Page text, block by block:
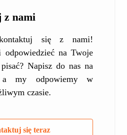
z nami
się z nami!
odpowiedzieć na Twoje
Napisz do nas na
a my odpowiemy w
czasie.
się teraz